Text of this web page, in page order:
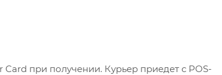
при получении. Курьер приедет с POS-